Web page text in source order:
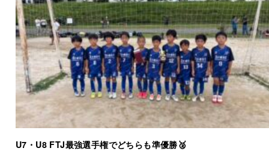
U7・U8 FTJ最強選手権でどちらも準優勝🥈